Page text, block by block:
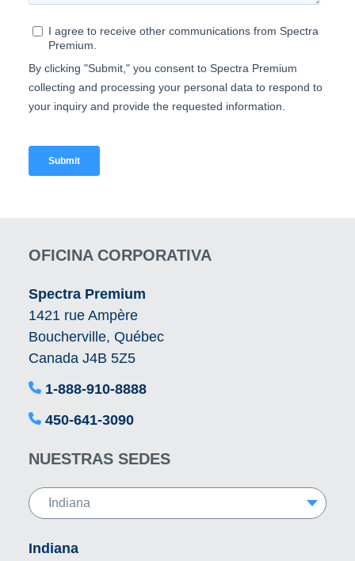
OFICINA CORPORATIVA
Spectra Premium
1421 rue Ampère
Boucherville, Québec
Canada J4B 5Z5
1-888-910-8888
450-641-3090
NUESTRAS SEDES
Indiana